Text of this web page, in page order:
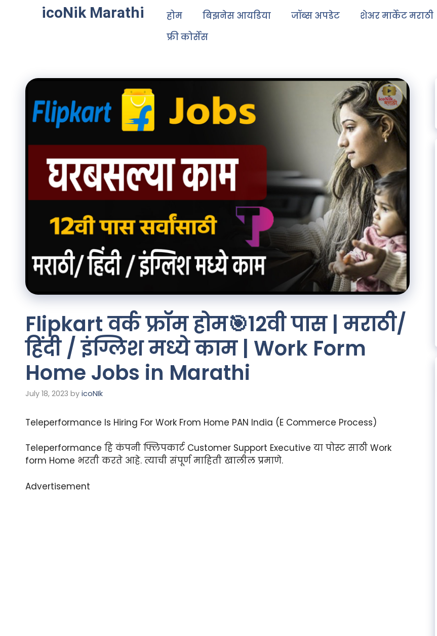
icoNik Marathi होम बिझनेस आयडिया जॉब्स अपडेट
शेअर मार्केट मराठी
फ्री कोर्सेस
Flipkart वर्क फ्रॉम होम🎯12वी पास | मराठी/
हिंदी / इंग्लिश मध्ये काम | Work Form
Home Jobs in Marathi
July 18, 2023 by icoNIk
Teleperformance Is Hiring For Work From Home PAN India (E Commerce Process)
Teleperformance हि कंपनी फ्लिपकार्ट Customer Support Executive या पोस्ट साठी Work
form Home भरती करते आहे. त्याची संपूर्ण माहिती खालील प्रमाणे.
Advertisement